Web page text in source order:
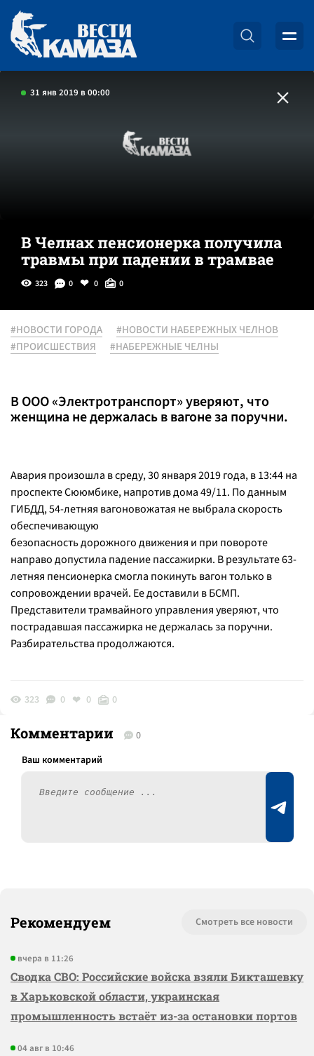
31 янв 2019 в 00:00
В Челнах пенсионерка получила
травмы при падении в трамвае
323 0 0 0
#НОВОСТИ ГОРОДА
#НОВОСТИ НАБЕРЕЖНЫХ ЧЕЛНОВ
#ПРОИСШЕСТВИЯ
#НАБЕРЕЖНЫЕ ЧЕЛНЫ
В ООО «Электротранспорт» уверяют, что
женщина не держалась в вагоне за поручни.
Авария произошла в среду, 30 января 2019 года, в 13:44 на
проспекте Сююмбике, напротив дома 49/11. По данным
ГИБДД, 54-летняя вагоновожатая не выбрала скорость
обеспечивающую
безопасность дорожного движения и при повороте
направо допустила падение пассажирки. В результате 63-
летняя пенсионерка смогла покинуть вагон только в
сопровождении врачей. Ее доставили в БСМП.
Представители трамвайного управления уверяют, что
пострадавшая пассажирка не держалась за поручни.
Разбирательства продолжаются.
323 0 0 0
Комментарии 0
Рекомендуем Смотреть все новости
вчера в 11:26
Сводка СВО: Российские войска взяли Бикташевку
в Харьковской области, украинская
промышленность встаёт из-за остановки портов
04 авг в 10:46